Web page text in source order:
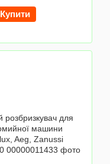
Купити